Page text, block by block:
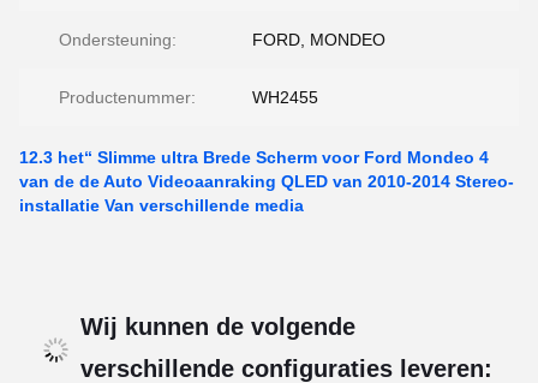
Ondersteuning: FORD, MONDEO
Productenummer: WH2455
12.3 het“ Slimme ultra Brede Scherm voor Ford Mondeo 4
van de de Auto Videoaanraking QLED van 2010-2014 Stereo-
installatie Van verschillende media
Wij kunnen de volgende
verschillende configuraties leveren: